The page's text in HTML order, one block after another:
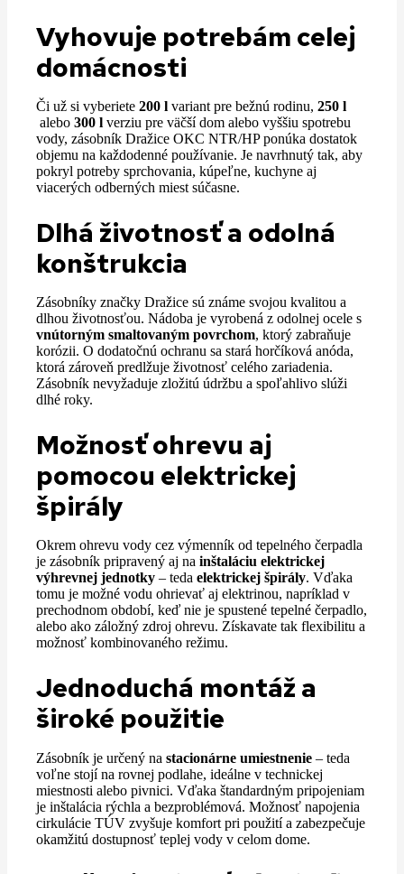
Vyhovuje potrebám celej
domácnosti
Či už si vyberiete 200 l variant pre bežnú rodinu, 250 l
alebo 300 l verziu pre väčší dom alebo vyššiu spotrebu
vody, zásobník Dražice OKC NTR/HP ponúka dostatok
objemu na každodenné používanie. Je navrhnutý tak, aby
pokryl potreby sprchovania, kúpeľne, kuchyne aj
viacerých odberných miest súčasne.
Dlhá životnosť a odolná
konštrukcia
Zásobníky značky Dražice sú známe svojou kvalitou a
dlhou životnosťou. Nádoba je vyrobená z odolnej ocele s
vnútorným smaltovaným povrchom, ktorý zabraňuje
korózii. O dodatočnú ochranu sa stará horčíková anóda,
ktorá zároveň predlžuje životnosť celého zariadenia.
Zásobník nevyžaduje zložitú údržbu a spoľahlivo slúži
dlhé roky.
Možnosť ohrevu aj
pomocou elektrickej
špirály
Okrem ohrevu vody cez výmenník od tepelného čerpadla
je zásobník pripravený aj na inštaláciu elektrickej
výhrevnej jednotky – teda elektrickej špirály. Vďaka
tomu je možné vodu ohrievať aj elektrinou, napríklad v
prechodnom období, keď nie je spustené tepelné čerpadlo,
alebo ako záložný zdroj ohrevu. Získavate tak flexibilitu a
možnosť kombinovaného režimu.
Jednoduchá montáž a
široké použitie
Zásobník je určený na stacionárne umiestnenie – teda
voľne stojí na rovnej podlahe, ideálne v technickej
miestnosti alebo pivnici. Vďaka štandardným pripojeniam
je inštalácia rýchla a bezproblémová. Možnosť napojenia
cirkulácie TÚV zvyšuje komfort pri použití a zabezpečuje
okamžitú dostupnosť teplej vody v celom dome.